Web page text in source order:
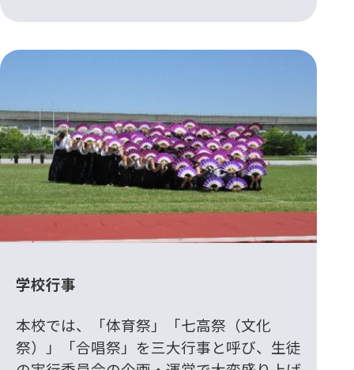
学校行事
本校では、「体育祭」「七高祭（文化
祭）」「合唱祭」を三大行事と呼び、生徒